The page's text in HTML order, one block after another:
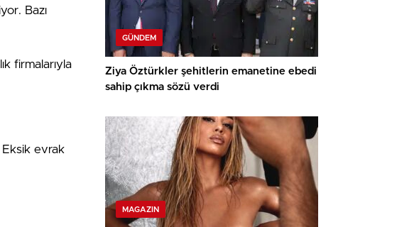
Bazı
firmalarıyla
Eksik evrak
GÜNDEM
Ziya Öztürkler şehitlerin emanetine ebedi
sahip çıkma sözü verdi
MAGAZIN